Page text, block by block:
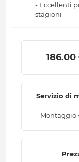
- Eccellenti
stagioni
Servizio di
Montaggio